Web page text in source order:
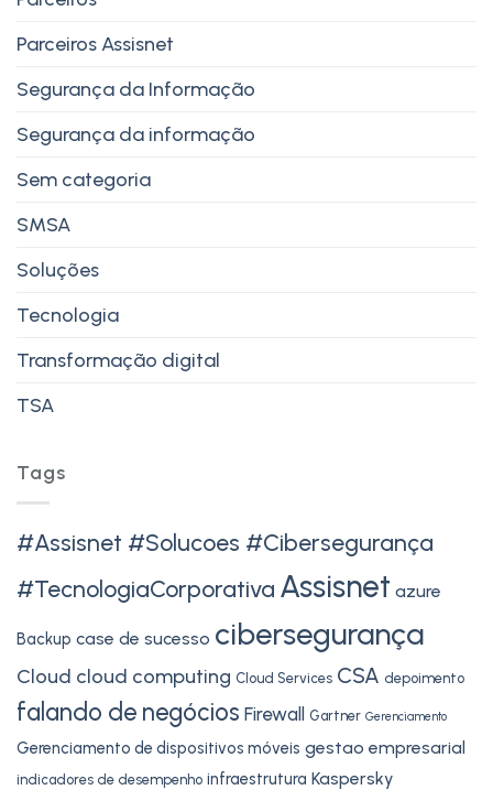
Parceiros Assisnet
Segurança da Informação
Segurança da informação
Sem categoria
SMSA
Soluções
Tecnologia
Transformação digital
TSA
Tags
#Assisnet #Solucoes #Cibersegurança
#TecnologiaCorporativa Assisnet azure
Backup case de sucesso cibersegurança
Cloud cloud computing Cloud Services CSA depoimento
falando de negócios Firewall Gartner Gerenciamento
Gerenciamento de dispositivos móveis gestao empresarial
indicadores de desempenho infraestrutura Kaspersky